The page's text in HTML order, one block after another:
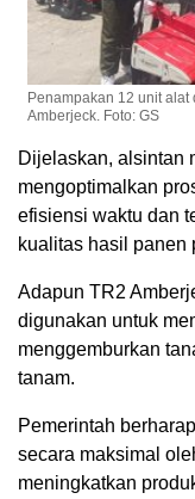
Penampakan 12 unit
Amberjeck. Foto: GS
Dijelaskan, alsintan
mengoptimalkan
efisiensi waktu dan
kualitas hasil panen
Adapun TR2
digunakan untuk
menggemburkan
tanam.
Pemerintah
secara maksimal
meningkatkan